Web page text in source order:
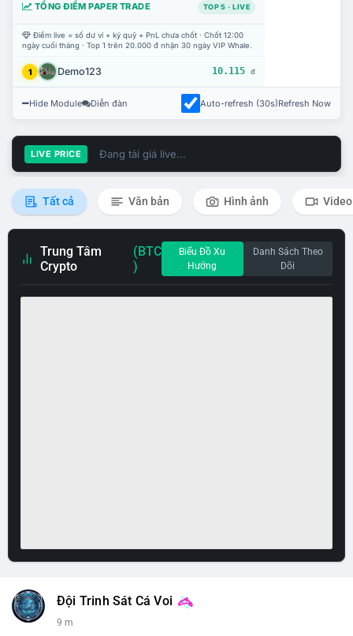
TỔNG ĐIỂM PAPER TRADE TOP 5 · LIVE
Điểm live = số dư ví + ký quỹ + PnL chưa chốt · Chốt 12:00
ngày cuối tháng · Top 1 trên 20.000 đ nhận 30 ngày VIP Whale.
1 Demo123 10.115 đ
Hide Module Diễn đàn Auto-refresh (30s)Refresh Now
LIVE PRICE Đang tải giá live...
Tất cả Văn bản Hình ảnh Video
Trung Tâm
Crypto
(BTC
)
Biểu Đồ Xu
Hướng
Danh Sách Theo
Dõi
Đội Trinh Sát Cá Voi
9 m